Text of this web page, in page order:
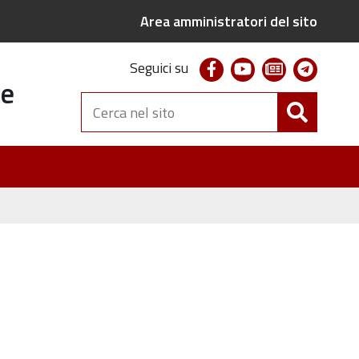
Area amministratori del sito
Seguici su facebookyoutubenewsletter
Cerca
nel
sito